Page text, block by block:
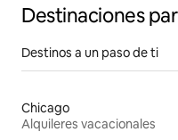
Destinaciones
Destinos a un paso de ti
Chicago
Alquileres vacacionales